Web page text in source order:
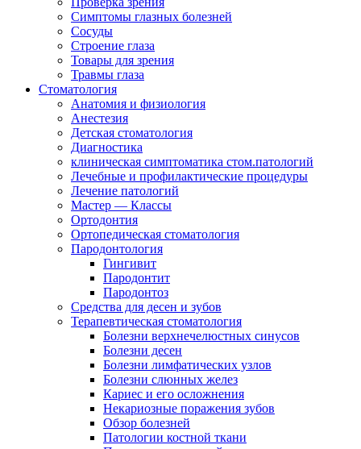
Симптомы глазных болезней
Сосуды
Строение глаза
Товары для зрения
Травмы глаза
Стоматология
Анатомия и физиология
Анестезия
Детская стоматология
Диагностика
клиническая симптоматика стом.патологий
Лечебные и профилактические процедуры
Лечение патологий
Мастер — Классы
Ортодонтия
Ортопедическая стоматология
Пародонтология
Гингивит
Пародонтит
Пародонтоз
Средства для десен и зубов
Терапевтическая стоматология
Болезни верхнечелюстных синусов
Болезни десен
Болезни лимфатических узлов
Болезни слюнных желез
Кариес и его осложнения
Некариозные поражения зубов
Обзор болезней
Патологии костной ткани